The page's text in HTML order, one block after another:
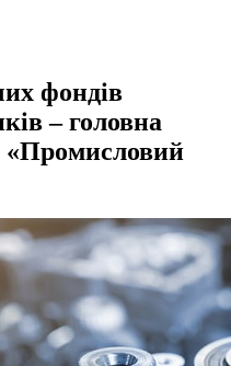
фондів
– головна
«Промисловий